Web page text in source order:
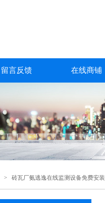
留言反馈 在线商铺
> 砖瓦厂氨逃逸在线监测设备免费安装